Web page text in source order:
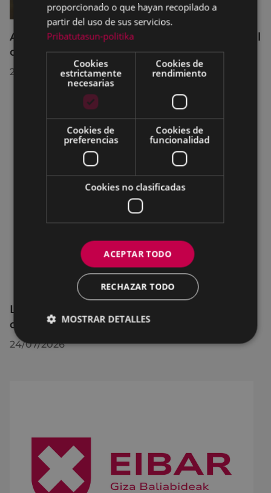
Acuerdos adoptados por el Pleno Municipal
celebrado el 27 de julio de 2026
28/07/2026
La OMIC permanecerá cerrada hasta el 24
de agosto
24/07/2026
proporcionado o que hayan recopilado a
partir del uso de sus servicios.
Pribatutasun-politika
Cookies
estrictamente
necesarias
Cookies de
rendimiento
Cookies de
preferencias
Cookies de
funcionalidad
Cookies no clasificadas
ACEPTAR TODO
RECHAZAR TODO
MOSTRAR DETALLES